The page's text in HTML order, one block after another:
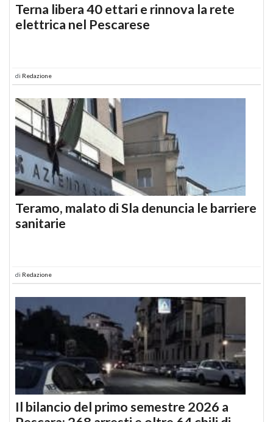
Terna libera 40 ettari e rinnova la rete
elettrica nel Pescarese
di Redazione
Teramo, malato di Sla denuncia le barriere
sanitarie
di Redazione
Il bilancio del primo semestre 2026 a